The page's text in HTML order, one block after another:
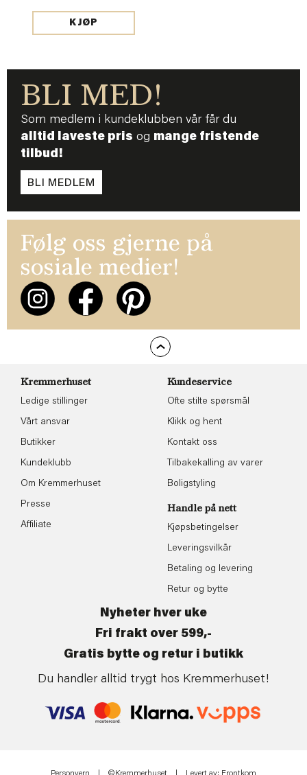
KJØP
BLI MED!
Som medlem i kundeklubben vår får du
alltid laveste pris og mange fristende
tilbud!
BLI MEDLEM
Følg oss gjerne på
sosiale medier!
Kremmerhuset
Ledige stillinger
Vårt ansvar
Butikker
Kundeklubb
Om Kremmerhuset
Presse
Affiliate
Kundeservice
Ofte stilte spørsmål
Klikk og hent
Kontakt oss
Tilbakekalling av varer
Boligstyling
Handle på nett
Kjøpsbetingelser
Leveringsvilkår
Betaling og levering
Retur og bytte
Nyheter hver uke
Fri frakt over 599,-
Gratis bytte og retur i butikk
Du handler alltid trygt hos Kremmerhuset!